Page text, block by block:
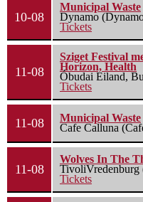
10-08
Municipal Waste
Dynamo
Tickets
11-08
Sziget Festival
Horizon, Health
Óbudai Eiland,
Tickets
11-08
Municipal Waste
Cafe Calluna
11-08
Wolves In The
TivoliVredenburg
Tickets